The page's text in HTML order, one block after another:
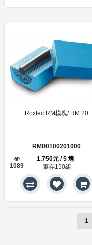
Roxtec RM模塊/ RM 20
RM00100201000
1089
1,750元 / 5 塊
庫存150組
1